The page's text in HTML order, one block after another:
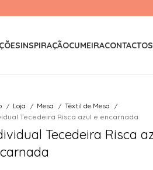
INSPIRAÇÃOCUMEIRACONTACTOS
Loja Mesa
Têxtil de Mesa
Tecedeira Risca azul e encarnada
Tecedeira Risca